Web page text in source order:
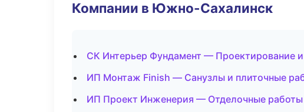
Компании в Южно-Сахалинск
СК Интерьер Фундамент — Проектирование
ИП Монтаж Finish — Санузлы и плиточные
ИП Проект Инженерия — Отделочные